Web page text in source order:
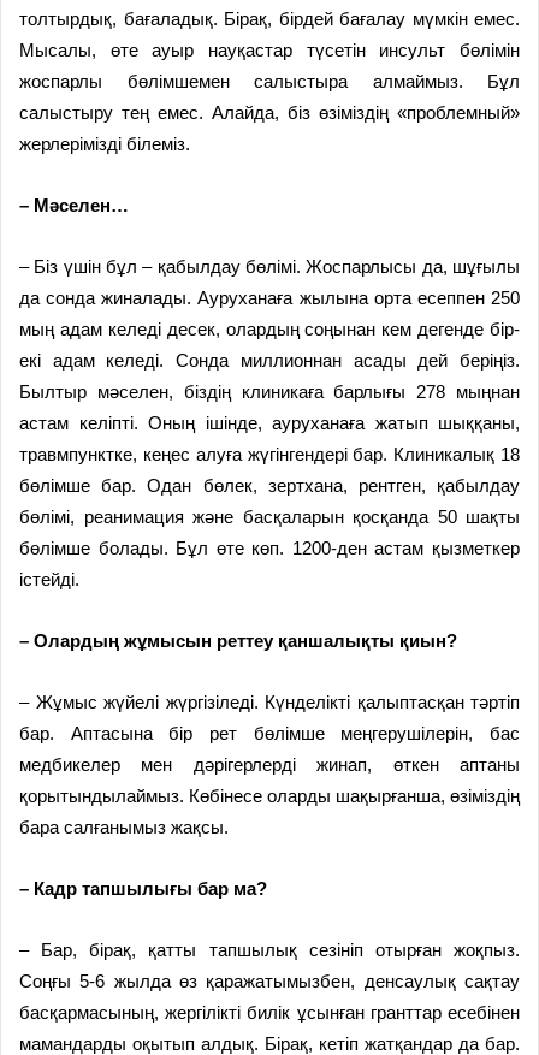
толтырдық, бағаладық. Бірақ, бірдей бағалау мүмкін емес.
Мысалы, өте ауыр науқастар түсетін инсульт бөлімін
жоспарлы бөлімшемен салыстыра алмаймыз. Бұл
салыстыру тең емес. Алайда, біз өзіміздің «проблемный»
жерлерімізді білеміз.
– Мәселен…
– Біз үшін бұл – қабылдау бөлімі. Жоспарлысы да, шұғылы
да сонда жиналады. Ауруханаға жылына орта есеппен 250
мың адам келеді десек, олардың соңынан кем дегенде бір-
екі адам келеді. Сонда миллионнан асады дей беріңіз.
Былтыр мәселен, біздің клиникаға барлығы 278 мыңнан
астам келіпті. Оның ішінде, ауруханаға жатып шыққаны,
травмпунктке, кеңес алуға жүгінгендері бар. Клиникалық 18
бөлімше бар. Одан бөлек, зертхана, рентген, қабылдау
бөлімі, реанимация және басқаларын қосқанда 50 шақты
бөлімше болады. Бұл өте көп. 1200-ден астам қызметкер
істейді.
– Олардың жұмысын реттеу қаншалықты қиын?
– Жұмыс жүйелі жүргізіледі. Күнделікті қалыптасқан тәртіп
бар. Аптасына бір рет бөлімше меңгерушілерін, бас
медбикелер мен дәрігерлерді жинап, өткен аптаны
қорытындылаймыз. Көбінесе оларды шақырғанша, өзіміздің
бара салғанымыз жақсы.
– Кадр тапшылығы бар ма?
– Бар, бірақ, қатты тапшылық сезініп отырған жоқпыз.
Соңғы 5-6 жылда өз қаражатымызбен, денсаулық сақтау
басқармасының, жергілікті билік ұсынған гранттар есебінен
мамандарды оқытып алдық. Бірақ, кетіп жатқандар да бар.